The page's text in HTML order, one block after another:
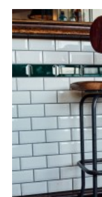
福音传讲与宣教
团契生活与祷告
西班牙语
乌兹别克语
法语
越南语
韩语
阿尔巴尼亚语